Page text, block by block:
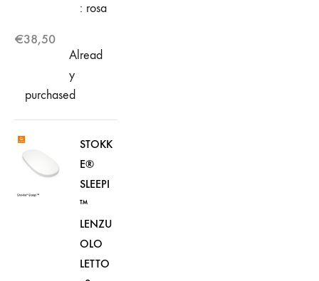
: rosa
€38,50
Alread
y
purchased
STOKK
E®
SLEEPI
™
LENZU
OLO
LETTO